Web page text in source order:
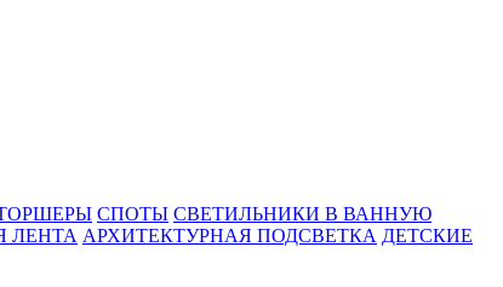
СПОТЫ СВЕТИЛЬНИКИ В ВАННУЮ
ЛЕНТА АРХИТЕКТУРНАЯ ПОДСВЕТКА ДЕТСКИЕ